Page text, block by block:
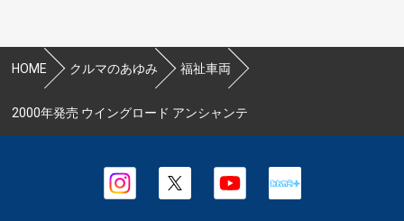
HOME クルマのあゆみ 福祉車両
2000年発売 ウイングロード アンシャンテ